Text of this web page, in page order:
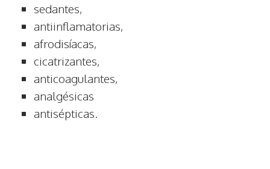
sedantes,
antiinflamatorias,
afrodisíacas,
cicatrizantes,
anticoagulantes,
analgésicas
antisépticas.